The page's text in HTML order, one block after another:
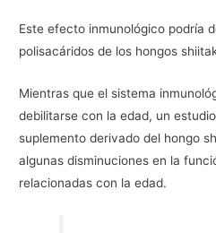
Este efecto inmunológico podría
polisacáridos de los hongos
Mientras que el sistema
debilitarse con la edad, un
suplemento derivado del hongo
algunas disminuciones en la
relacionadas con la edad.